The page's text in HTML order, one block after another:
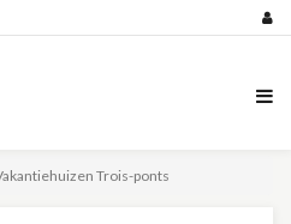
Trois-ponts